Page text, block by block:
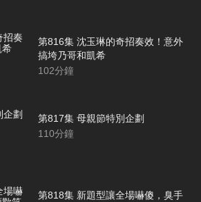
第816集 沈玉琳的奇招奏效！意外
搞垮乃哥和凱希
102分鐘
第817集 母親節特別企劃
110分鐘
第818集 新題型讓全場嚇傻，臭手